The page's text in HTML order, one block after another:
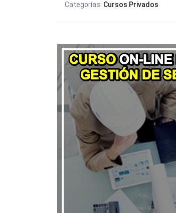
Categorías: Cursos Privados